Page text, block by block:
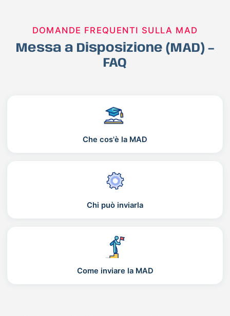
DOMANDE FREQUENTI SULLA MAD
Messa a Disposizione (MAD) –
FAQ
Che cos'è la MAD
Chi può inviarla
Come inviare la MAD